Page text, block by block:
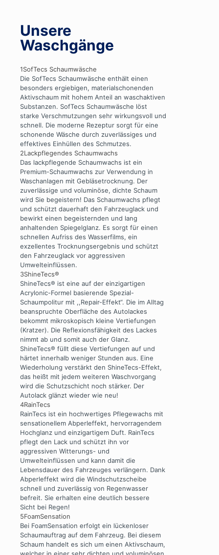
Unsere
Waschgänge
1SofTecs Schaumwäsche
Die SofTecs Schaumwäsche enthält einen
besonders ergiebigen, materialschonenden
Aktivschaum mit hohem Anteil an waschaktiven
Substanzen. SofTecs Schaumwäsche löst
starke Verschmutzungen sehr wirkungsvoll und
schnell. Die moderne Rezeptur sorgt für eine
schonende Wäsche durch zuverlässiges und
effektives Einhüllen des Schmutzes.
2Lackpflegendes Schaumwachs
Das lackpflegende Schaumwachs ist ein
Premium-Schaumwachs zur Verwendung in
Waschanlagen mit Gebläsetrocknung. Der
zuverlässige und voluminöse, dichte Schaum
wird Sie begeistern! Das Schaumwachs pflegt
und schützt dauerhaft den Fahrzeuglack und
bewirkt einen begeisternden und lang
anhaltenden Spiegelglanz. Es sorgt für einen
schnellen Aufriss des Wasserfilms, ein
exzellentes Trocknungsergebnis und schützt
den Fahrzeuglack vor aggressiven
Umwelteinflüssen.
3ShineTecs®
ShineTecs® ist eine auf der einzigartigen
Acrylonic-Formel basierende Spezial-
Schaumpolitur mit ,,Repair-Effekt“. Die im Alltag
beanspruchte Oberfläche des Autolackes
bekommt mikroskopisch kleine Vertiefungen
(Kratzer). Die Reflexionsfähigkeit des Lackes
nimmt ab und somit auch der Glanz.
ShineTecs® füllt diese Vertiefungen auf und
härtet innerhalb weniger Stunden aus. Eine
Wiederholung verstärkt den ShineTecs-Effekt,
das heißt mit jedem weiteren Waschvorgang
wird die Schutzschicht noch stärker. Der
Autolack glänzt wieder wie neu!
4RainTecs
RainTecs ist ein hochwertiges Pflegewachs mit
sensationellem Abperleffekt, hervorragendem
Hochglanz und einzigartigem Duft. RainTecs
pflegt den Lack und schützt ihn vor
aggressiven Witterungs- und
Umwelteinflüssen und kann damit die
Lebensdauer des Fahrzeuges verlängern. Dank
Abperleffekt wird die Windschutzscheibe
schnell und zuverlässig von Regenwasser
befreit. Sie erhalten eine deutlich bessere
Sicht bei Regen!
5FoamSensation
Bei FoamSensation erfolgt ein lückenloser
Schaumauftrag auf dem Fahrzeug. Bei diesem
Schaum handelt es sich um einen Aktivschaum,
welcher in einer sehr dichten und voluminösen